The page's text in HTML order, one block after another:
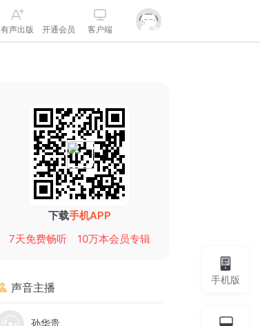
有声出版 开通会员 客户端
下载手机APP
7天免费畅听
10万本会员专辑
声音主播
孙华贵
手机版